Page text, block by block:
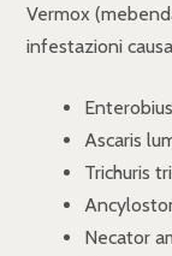
Vermox
infestazioni
Ascaris
Trichuris
Necator